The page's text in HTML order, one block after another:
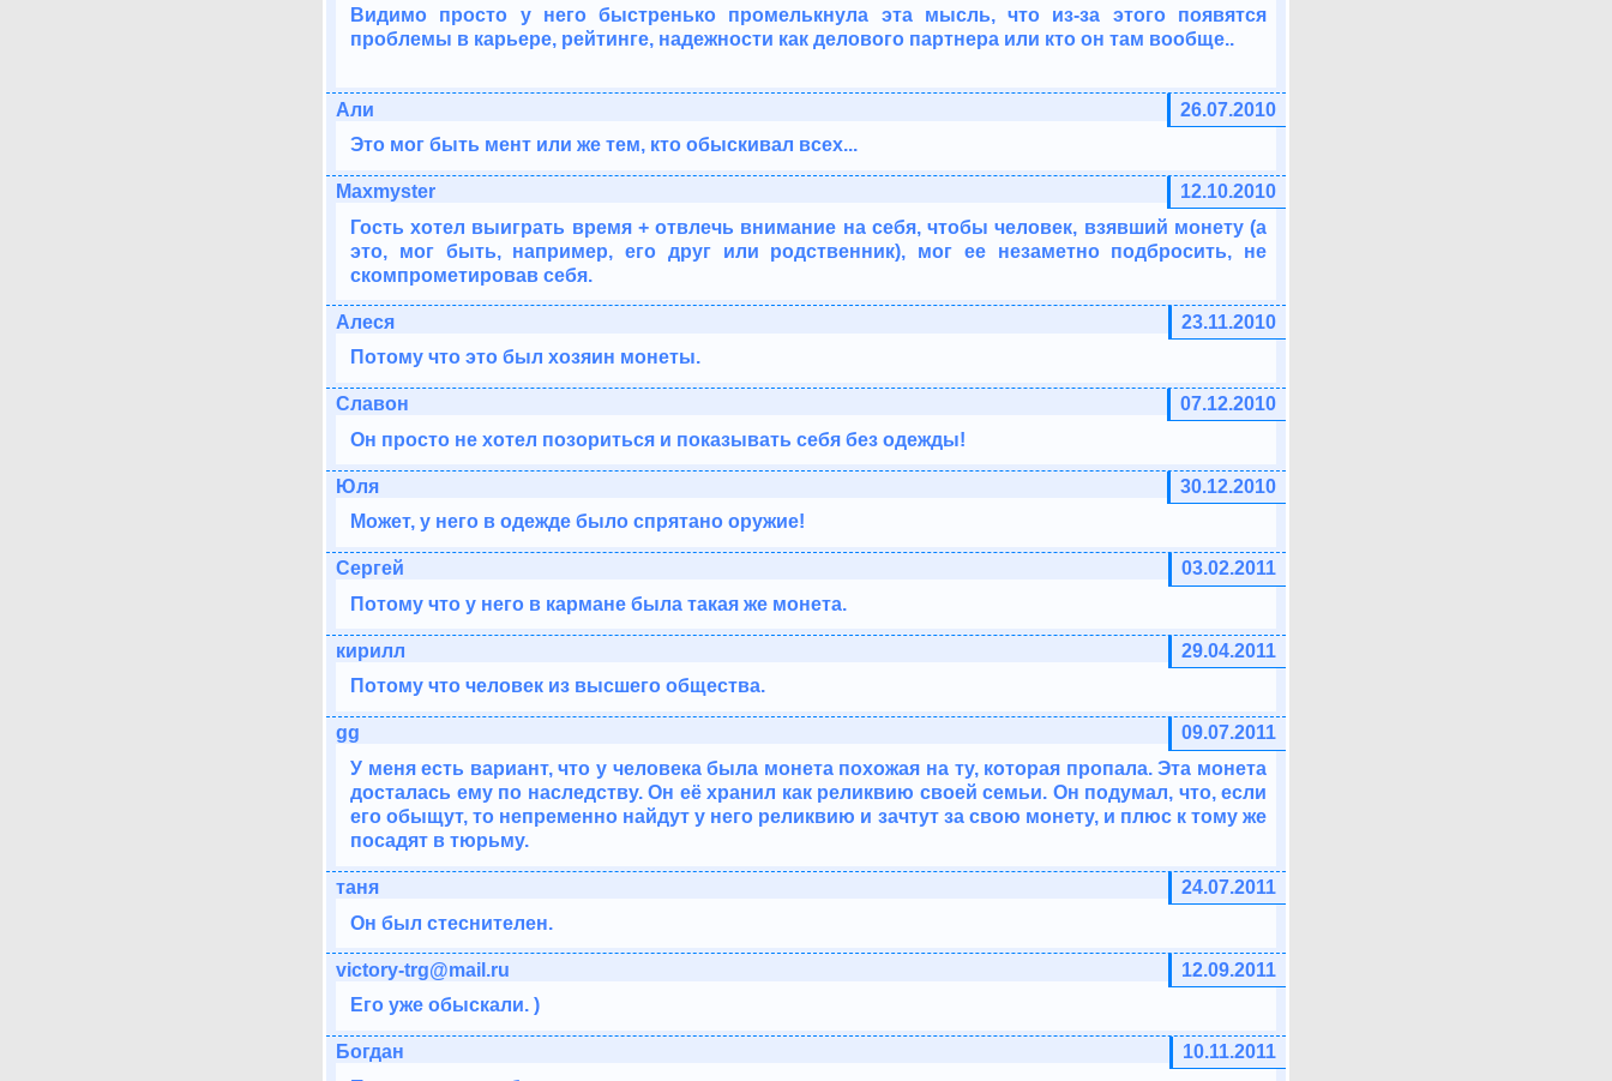
Видимо просто у него быстренько промелькнула эта мысль, что из-за этого появятся
проблемы в карьере, рейтинге, надежности как делового партнера или кто он там вообще..
26.07.2010
Али
Это мог быть мент или же тем, кто обыскивал всех...
12.10.2010
Maxmyster
Гость хотел выиграть время + отвлечь внимание на себя, чтобы человек, взявший монету (а
это, мог быть, например, его друг или родственник), мог ее незаметно подбросить, не
скомпрометировав себя.
23.11.2010
Алеся
Потому что это был хозяин монеты.
07.12.2010
Славон
Он просто не хотел позориться и показывать себя без одежды!
30.12.2010
Юля
Может, у него в одежде было спрятано оружие!
03.02.2011
Сергей
Потому что у него в кармане была такая же монета.
29.04.2011
кирилл
Потому что человек из высшего общества.
09.07.2011
gg
У меня есть вариант, что у человека была монета похожая на ту, которая пропала. Эта монета
досталась ему по наследству. Он её хранил как реликвию своей семьи. Он подумал, что, если
его обыщут, то непременно найдут у него реликвию и зачтут за свою монету, и плюс к тому же
посадят в тюрьму.
24.07.2011
таня
Он был стеснителен.
12.09.2011
victory-trg@mail.ru
Его уже обыскали. )
10.11.2011
Богдан